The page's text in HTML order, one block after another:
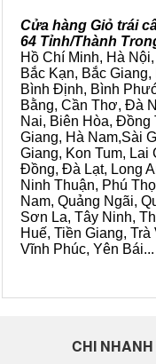
Cửa hàng Giỏ trái
64 Tỉnh/Thành
Hồ Chí Minh, Hà
Bắc Kạn, Bắc
Bình Định, Bình
Bằng, Cần Thơ, Đà
Nai, Biên Hòa, Đồng
Giang, Hà Nam,Sài
Giang, Kon Tum, Lai
Đồng, Đà Lạt, Long
Ninh Thuận, Phú
Nam, Quảng Ngãi,
Sơn La, Tây Ninh,
Huế, Tiền Giang,
Vĩnh Phúc, Yên Bái...
CHI